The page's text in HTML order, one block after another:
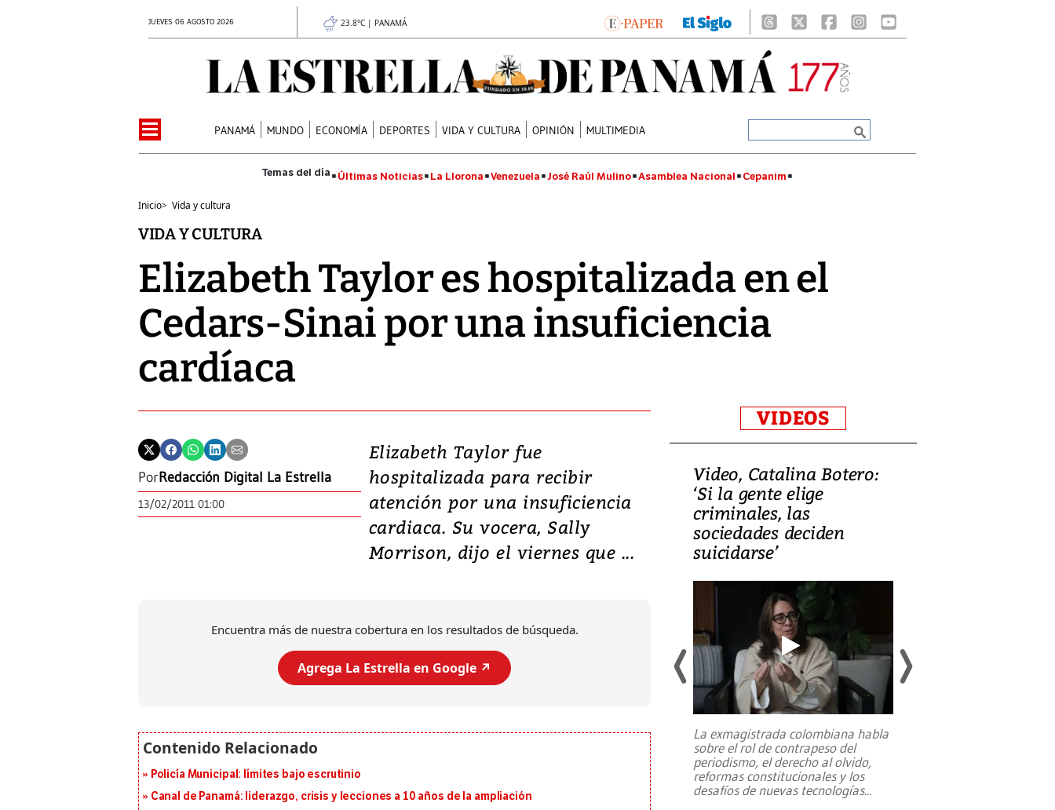
JUEVES 06 AGOSTO 2026 23.8°C | PANAMÁ
PANAMÁ MUNDO ECONOMÍA DEPORTES VIDA Y CULTURA OPINIÓN MULTIMEDIA
Últimas Noticias La Llorona Venezuela José Raúl Mulino Asamblea Nacional Cepanim
Inicio> Vida y cultura
VIDA Y CULTURA
Elizabeth Taylor es hospitalizada en el
Cedars-Sinai por una insuficiencia
cardíaca
PorRedacción Digital La Estrella
13/02/2011 01:00
Elizabeth Taylor fue
hospitalizada para recibir
atención por una insuficiencia
cardiaca. Su vocera, Sally
Morrison, dijo el viernes que ...
Encuentra más de nuestra cobertura en los resultados de búsqueda.
Agrega La Estrella en Google ↗️
Policía Municipal: límites bajo escrutinio
Canal de Panamá: liderazgo, crisis y lecciones a 10 años de la ampliación
VIDEOS
Video, Japón: Terremoto
deja heridos y graves
daños en Kumamoto
al sur de Japón, provocando una
Video, Catalina Botero:
‘Si la gente elige
criminales, las
sociedades deciden
suicidarse’
La exmagistrada colombiana habla
sobre el rol de contrapeso del
periodismo, el derecho al olvido,
reformas constitucionales y los
desafíos de nuevas tecnologías...